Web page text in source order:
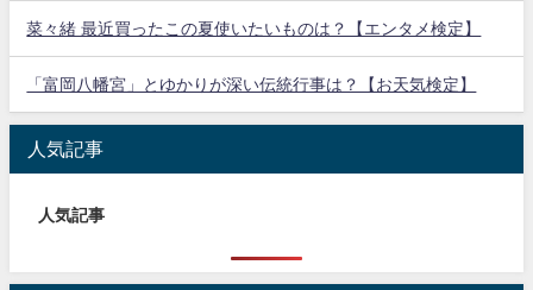
菜々緒 最近買ったこの夏使いたいものは？【エンタメ検定】
「富岡八幡宮」とゆかりが深い伝統行事は？【お天気検定】
人気記事
人気記事